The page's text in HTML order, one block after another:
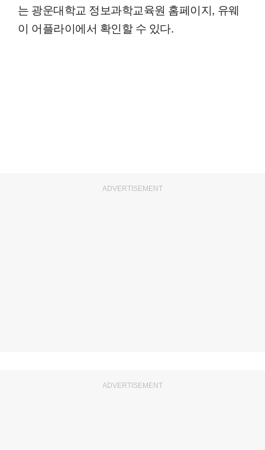
는 광운대학교 정보과학교육원 홈페이지, 유웨
이 어플라이에서 확인할 수 있다.
ADVERTISEMENT
ADVERTISEMENT